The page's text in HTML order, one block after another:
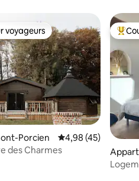
commentaires
parmi les plus aimés
voyageurs
Porcien Note moyenne de
4,98 (45)
des Charmes